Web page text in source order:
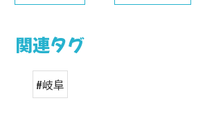
関連タグ
#岐阜